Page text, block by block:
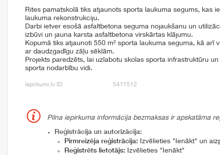
Rites pamatskolā tiks atjaunots sporta laukuma segums, kas
laukuma rekonstrukciju.
Darbi ietver esošā asfaltbetona seguma nojaukšanu un
izbūvi un jauna karsta asfaltbetona virskārtas klājumu.
Kopumā tiks atjaunoti 550 m² sporta laukuma seguma, kā arī
ar daudzgadīgu zāļu sēklām.
Projekts paredzēts, lai uzlabotu skolas sporta infrastruktūru
sporta nodarbību vidi.
Iepirkumi.lv ID: 5411512
Pilna iepirkuma informācija bezmaksas ir apskatāma
Reģistrācija un autorizācija:
Pirmreizēja reģistrācija: Izvēlieties "Ienākt" un
Reģistrēts lietotājs: Izvēlieties "Ienākt"